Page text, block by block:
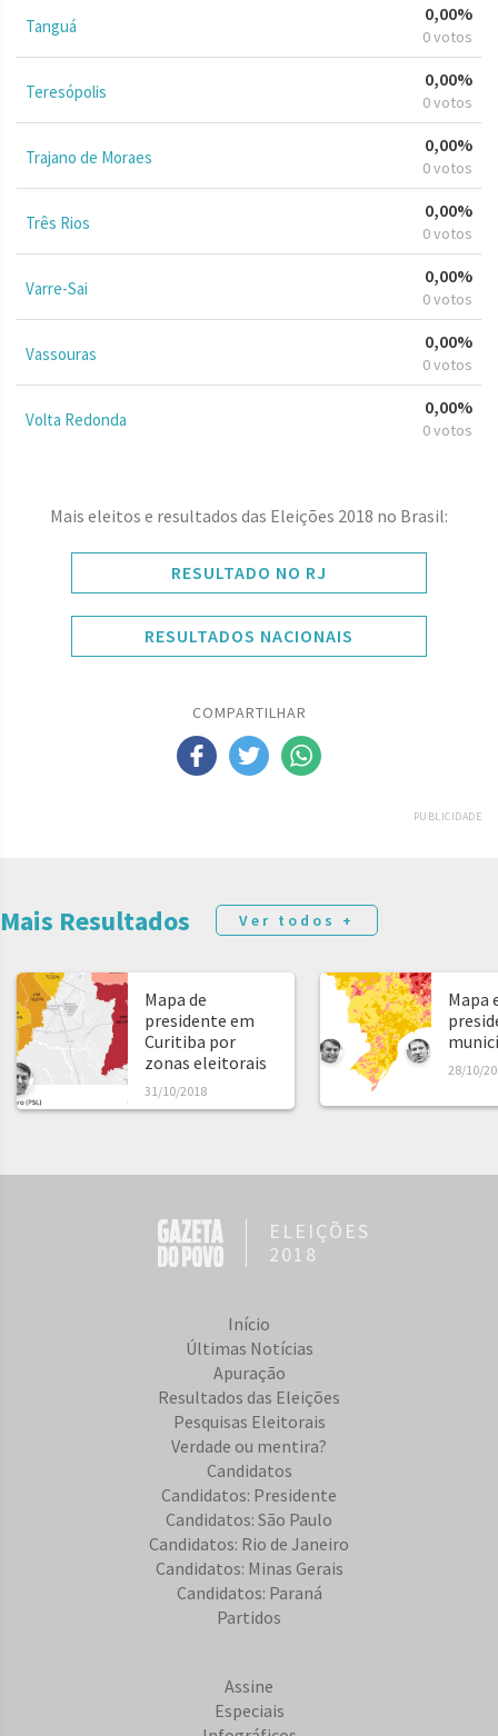
Tanguá
0,00%
0 votos
Teresópolis
0,00%
0 votos
Trajano de Moraes
0,00%
0 votos
Três Rios
0,00%
0 votos
Varre-Sai
0,00%
0 votos
Vassouras
0,00%
0 votos
Volta Redonda
0,00%
0 votos
Mais eleitos e resultados das Eleições 2018 no Brasil:
RESULTADO NO RJ
RESULTADOS NACIONAIS
COMPARTILHAR
PUBLICIDADE
Mais Resultados Ver todos +
Mapa de
presidente em
Curitiba por
zonas eleitorais
31/10/2018
Mapa
28/10/
ELEIÇÕES
2018
Início
Últimas Notícias
Apuração
Resultados das Eleições
Pesquisas Eleitorais
Verdade ou mentira?
Candidatos
Candidatos: Presidente
Candidatos: São Paulo
Candidatos: Rio de Janeiro
Candidatos: Minas Gerais
Candidatos: Paraná
Partidos
Assine
Especiais